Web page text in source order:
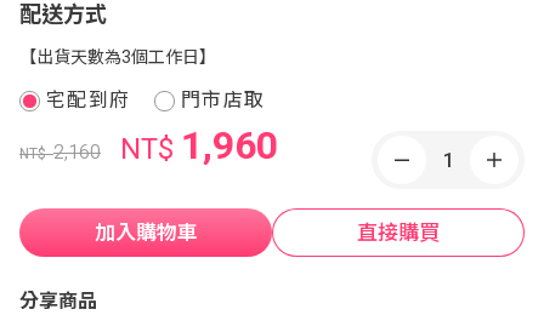
配送方式
【出貨天數為3個工作日】
宅配到府 門市店取
NT$2,160 NT$ 1,960
加入購物車 直接購買
分享商品